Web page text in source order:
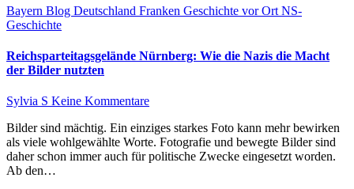
Bayern Blog Deutschland Franken Geschichte vor Ort NS-
Geschichte
Reichsparteitagsgelände Nürnberg: Wie die Nazis die Macht
der Bilder nutzten
Sylvia S Keine Kommentare
Bilder sind mächtig. Ein einziges starkes Foto kann mehr bewirken
als viele wohlgewählte Worte. Fotografie und bewegte Bilder sind
daher schon immer auch für politische Zwecke eingesetzt worden.
Ab den…